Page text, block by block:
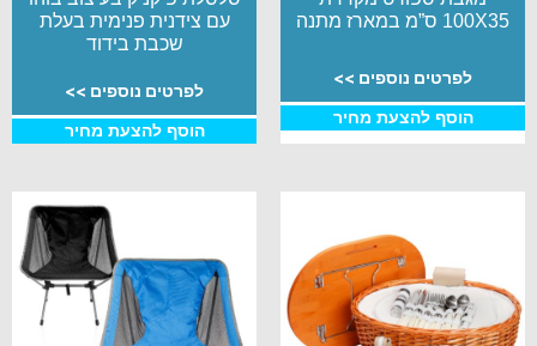
100X35 ס”מ במארז מתנה
לפרטים נוספים >>
הוסף להצעת מחיר
עם צידנית פנימית בעלת
שכבת בידוד
לפרטים נוספים >>
הוסף להצעת מחיר